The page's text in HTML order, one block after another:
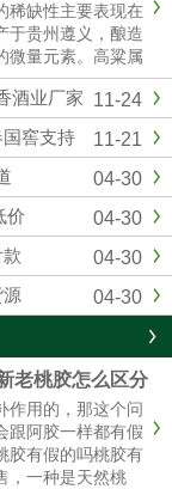
稀缺性主要表现在
于贵州遵义，酿造
微量元素。高粱属
。生产工艺复杂，
得茅台酒口感醇厚
源批发我们是专业
...
11-24
酒业厂家
11-21
窖支持
04-30
04-30
价
04-30
04-30
源
老桃胶怎么区分
作用的，那这个问
跟阿胶一样都有假
胶有假的吗桃胶有
，一种是天然桃